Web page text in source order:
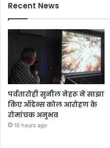
Recent News
पर्वतारोही सुनील नेहरू ने साझा
किए ऑडेन्स कोल आरोहण के
रोमांचक अनुभव
16 hours ago